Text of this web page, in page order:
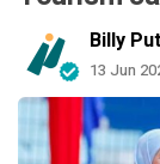
Billy
13 Jun